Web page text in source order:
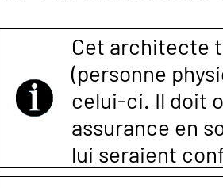
Cet architecte
(personne
celui-ci. Il doit
assurance en
lui seraient